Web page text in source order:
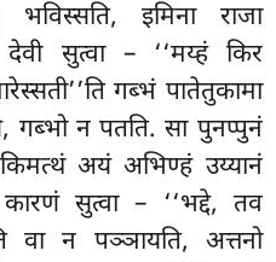
इमिना राजा
देवी सुत्वा – ‘‘मय्हं किर
गब्भं पातेतुकामा
गब्भो न पतति. सा पुनप्पुनं
किमत्थं अयंअभिण्हं उय्यानं
सुत्वा – ‘‘भद्दे, तव
वा न पञ्ञायति, अत्तनो